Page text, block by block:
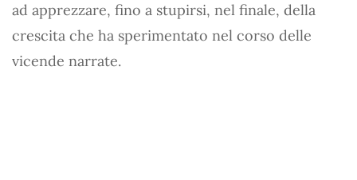
ad apprezzare, fino a stupirsi, nel finale, della
crescita che ha sperimentato nel corso delle
vicende narrate.